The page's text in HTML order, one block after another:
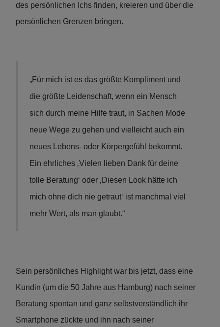
des persönlichen Ichs finden, kreieren und über die
persönlichen Grenzen bringen.
„Für mich ist es das größte Kompliment und
die größte Leidenschaft, wenn ein Mensch
sich durch meine Hilfe traut, in Sachen Mode
neue Wege zu gehen und vielleicht auch ein
neues Lebens- oder Körpergefühl bekommt.
Ein ehrliches ‚Vielen lieben Dank für deine
tolle Beratung‘ oder ‚Diesen Look hätte ich
mich ohne dich nie getraut‘ ist manchmal viel
mehr Wert, als man glaubt.“
Sein persönliches Highlight war bis jetzt, dass eine
Kundin (um die 50 Jahre aus Hamburg) nach seiner
Beratung spontan und ganz selbstverständlich ihr
Smartphone zückte und ihn nach seiner